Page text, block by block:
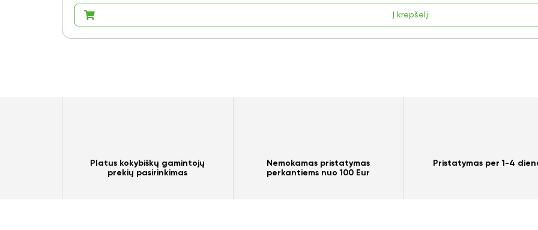
Į krepšelį
Platus kokybiškų gamintojų
prekių pasirinkimas
Nemokamas pristatymas
perkantiems nuo 100 Eur
Pristatymas per 1-4